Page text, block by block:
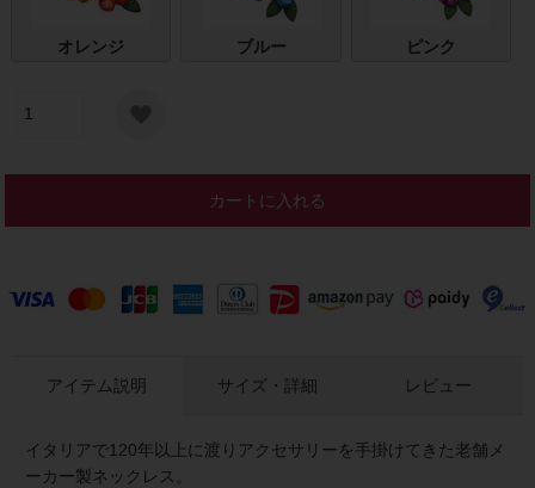
オレンジ ブルー ピンク
カートに入れる
アイテム説明
イタリアで120年以上に渡りアクセサリーを手掛けてきた老舗メ
ーカー製ネックレス。
サイズ・詳細 レビュー